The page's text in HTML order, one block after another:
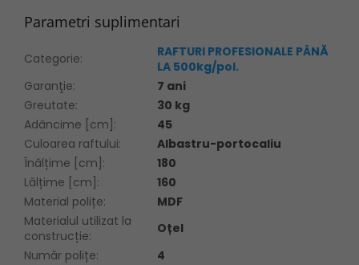
Parametri suplimentari
Categorie:
RAFTURI PROFESIONALE PÂNĂ
LA 500kg/pol.
Garanţie:
7 ani
Greutate:
30 kg
Adâncime [cm] :
45
Culoarea raftului:
Albastru-portocaliu
Înălțime [cm] :
180
Lălțime [cm] :
160
Material polițe:
MDF
Materialul utilizat la
construcție:
Oțel
Număr polițe:
4